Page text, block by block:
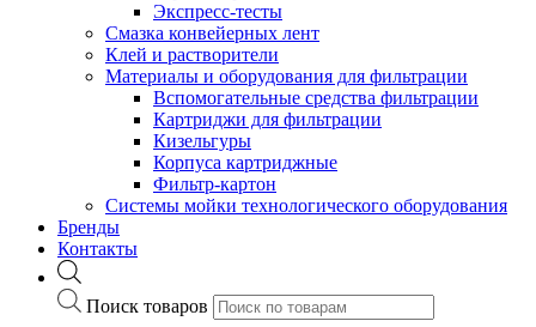
Экспресс-тесты
Cмазка конвейерных лент
Клей и растворители
Материалы и оборудования для фильтрации
Вспомогательные средства фильтрации
Картриджи для фильтрации
Кизельгуры
Корпуса картриджные
Фильтр-картон
Системы мойки технологического оборудования
Бренды
Контакты
Поиск товаров